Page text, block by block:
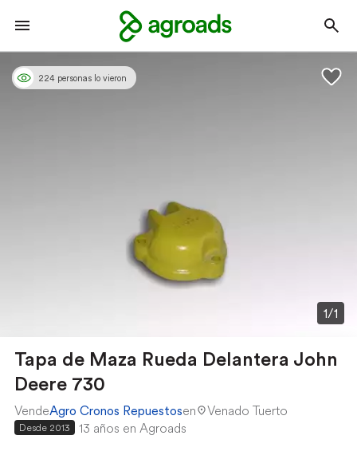
1/1
224 personas lo vieron
Tapa de Maza Rueda Delantera John
Deere 730
VendeAgro Cronos Repuestosen Venado Tuerto
Desde 2013 13 años en Agroads